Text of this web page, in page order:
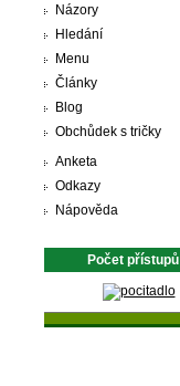
Názory
Hledání
Menu
Články
Blog
Obchůdek s tričky
Anketa
Odkazy
Nápověda
Počet přístupů